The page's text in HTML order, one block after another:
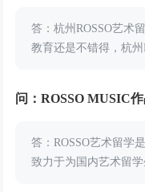
答：杭州ROSSO艺术
教育还是不错得，杭
问：ROSSO MUSIC
答：ROSSO艺术留学
致力于为国内艺术留